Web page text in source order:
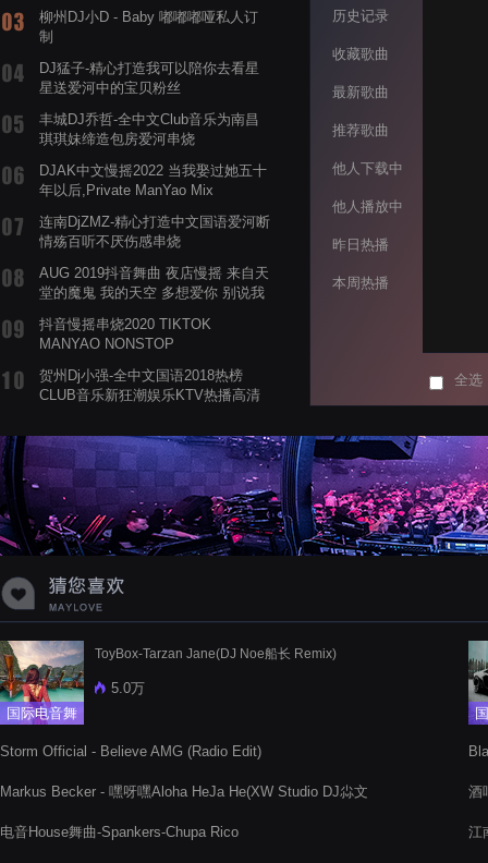
柳州DJ小D - Baby 嘟嘟嘟哑私人订
制
DJ猛子-精心打造我可以陪你去看星
星送爱河中的宝贝粉丝
丰城DJ乔哲-全中文Club音乐为南昌
琪琪妹缔造包房爱河串烧
DJAK中文慢摇2022 当我娶过她五十
年以后,Private ManYao Mix
连南DjZMZ-精心打造中文国语爱河断
情殇百听不厌伤感串烧
AUG 2019抖音舞曲 夜店慢摇 来自天
堂的魔鬼 我的天空 多想爱你 别说我
抖音慢摇串烧2020 TIKTOK
MANYAO NONSTOP
蝉爸爸妈妈爱存在夏天的风是想你的
声音啊
贺州Dj小强-全中文国语2018热榜
CLUB音乐新狂潮娱乐KTV热播高清
历史记录
收藏歌曲
最新歌曲
推荐歌曲
他人下载中
他人播放中
昨日热播
本周热播
全选
国际电音舞
ToyBox-Tarzan Jane(DJ Noe船长 Remix)
5.0万
Storm Official - Believe AMG (Radio Edit)
Markus Becker - 嘿呀嘿Aloha HeJa He(XW Studio DJ尛文
电音House舞曲-Spankers-Chupa Rico
酒
江